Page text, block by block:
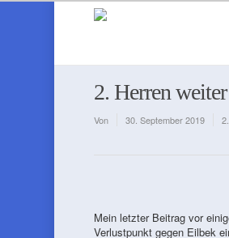
2. Herren
Von 30. September 2019
Mein letzter Beitrag vor
Verlustpunkt gegen Eilbek